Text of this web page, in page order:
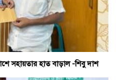
সহায়তার হাত বাড়াল -শিবু দাশ